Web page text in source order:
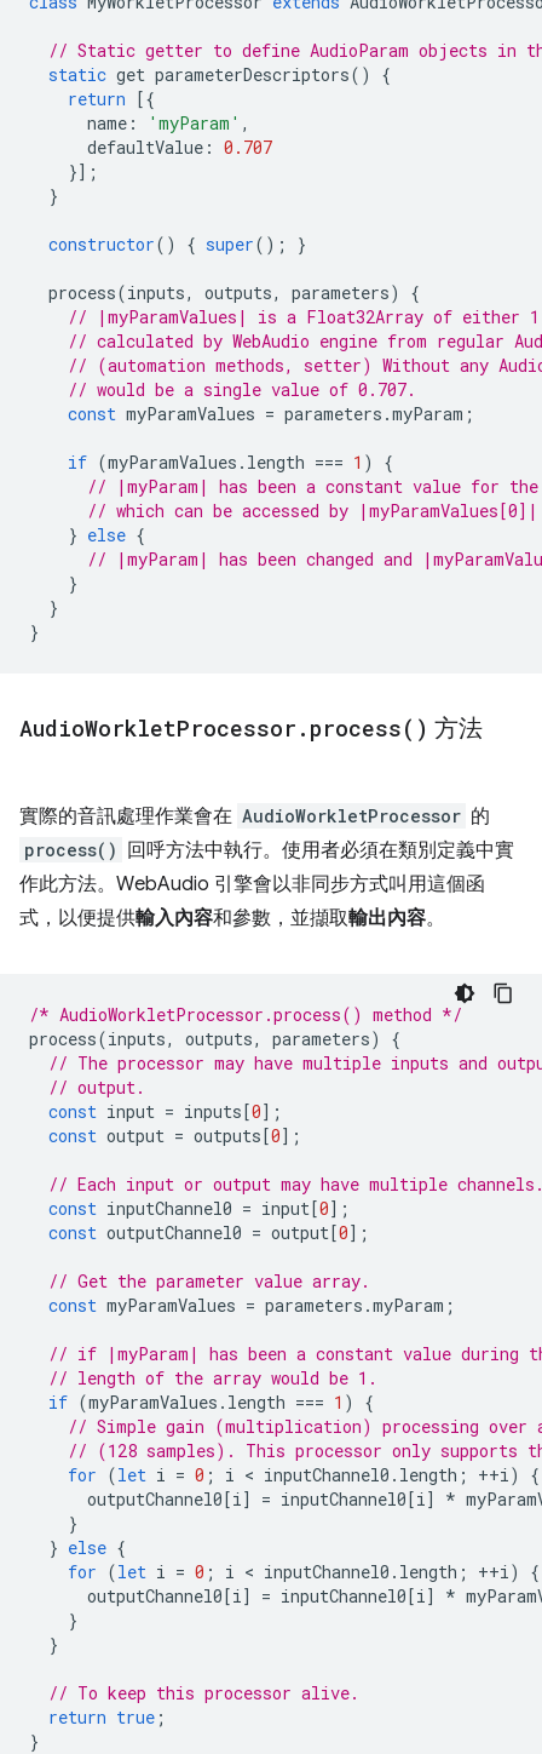
// Static getter to define AudioParam objects in
static get parameterDescriptors()
{
return [{
name : 'myParam' ,
defaultValue : 0.707
}];
}
constructor() { super(); }
process(inputs, outputs, parameters)
{
// |myParamValues| is a Float32Array of either 1
// calculated by WebAudio engine from regular
// (automation methods, setter) Without any
// would be a single value of 0.707.
const myParamValues = parameters .myParam ;
if (myParamValues . length === 1 )
{
// |myParam| has been a constant value for
// which can be accessed by
} else {
// |myParam| has been changed and
}
}
}
AudioWorkletProcessor . process( ) 方法
實際的音訊處理作業會在 AudioWorkletProcessor 的
process() 回呼方法中執行。使用者必須在類別定義中實
作此方法。WebAudio 引擎會以非同步方式叫用這個函
式，以便提供輸入內容和參數，並擷取輸出內容。
/* AudioWorkletProcessor.process() method */
process(inputs, outputs, parameters)
{
// The processor may have multiple inputs and
// output.
const input = inputs[0];
const output = outputs[0];
// Each input or output may have multiple
const inputChannel0 = input[0];
const outputChannel0 = output[0];
// Get the parameter value array.
const myParamValues = parameters .myParam ;
// if |myParam| has been a constant value during
// length of the array would be 1.
if (myParamValues . length === 1 )
{
// Simple gain (multiplication) processing over a
// (128 samples). This processor only supports
for (let i = 0 ; i < inputChannel0 . length ; ++i)
{
outputChannel0[i] = inputChannel0[i] *
}
} else {
for (let i = 0 ; i < inputChannel0 . length ; ++i)
{
outputChannel0[i] = inputChannel0[i] *
}
}
// To keep this processor alive.
return true ;
}